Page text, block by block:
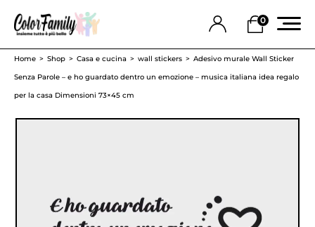
0
Home Shop Casa e cucina wall stickers
Adesivo murale Wall Sticker
Senza Parole – e ho guardato dentro un emozione – musica italiana idea regalo
per la casa Dimensioni 73×45 cm